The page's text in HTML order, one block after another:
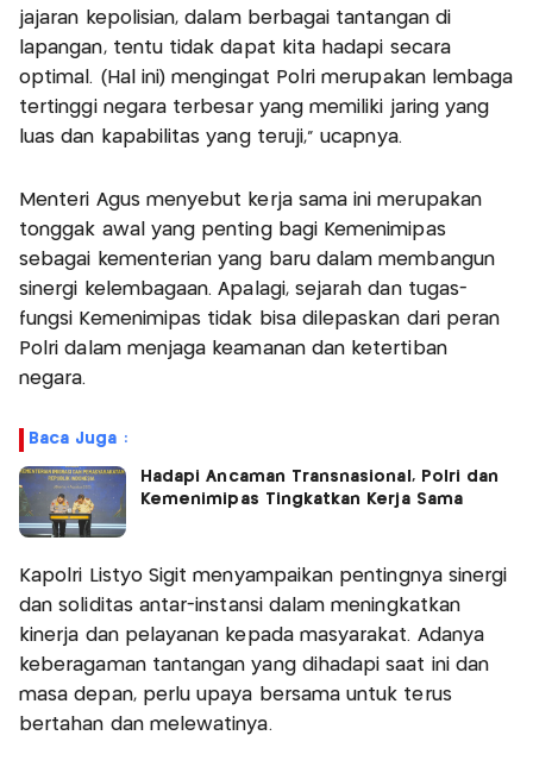
jajaran kepolisian, dalam berbagai tantangan di
lapangan, tentu tidak dapat kita hadapi secara
optimal. (Hal ini) mengingat Polri merupakan lembaga
tertinggi negara terbesar yang memiliki jaring yang
luas dan kapabilitas yang teruji,” ucapnya.
Menteri Agus menyebut kerja sama ini merupakan
tonggak awal yang penting bagi Kemenimipas
sebagai kementerian yang baru dalam membangun
sinergi kelembagaan. Apalagi, sejarah dan tugas-
fungsi Kemenimipas tidak bisa dilepaskan dari peran
Polri dalam menjaga keamanan dan ketertiban
negara.
Baca Juga :
Hadapi Ancaman Transnasional, Polri dan
Kemenimipas Tingkatkan Kerja Sama
Kapolri Listyo Sigit menyampaikan pentingnya sinergi
dan soliditas antar-instansi dalam meningkatkan
kinerja dan pelayanan kepada masyarakat. Adanya
keberagaman tantangan yang dihadapi saat ini dan
masa depan, perlu upaya bersama untuk terus
bertahan dan melewatinya.